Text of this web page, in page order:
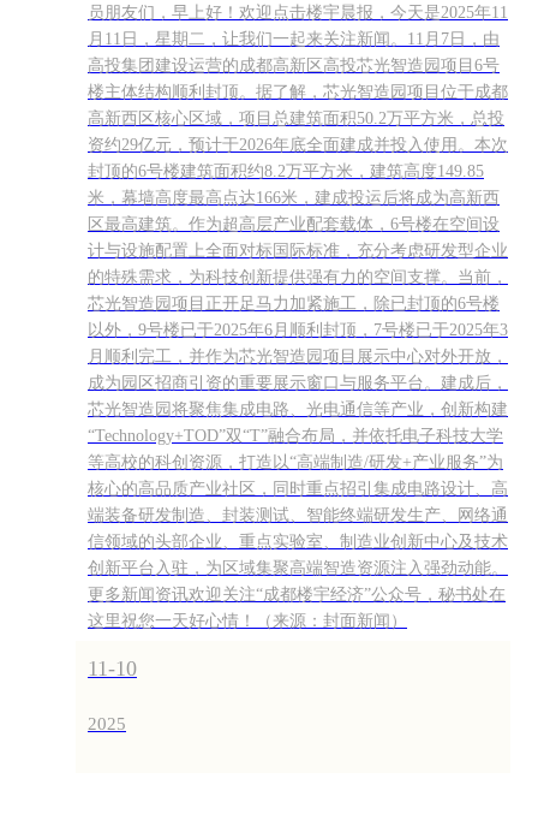
员朋友们，早上好！欢迎点击楼宇晨报，今天是2025年11
月11日，星期二，让我们一起来关注新闻。11月7日，由
高投集团建设运营的成都高新区高投芯光智造园项目6号
楼主体结构顺利封顶。据了解，芯光智造园项目位于成都
高新西区核心区域，项目总建筑面积50.2万平方米，总投
资约29亿元，预计于2026年底全面建成并投入使用。本次
封顶的6号楼建筑面积约8.2万平方米，建筑高度149.85
米，幕墙高度最高点达166米，建成投运后将成为高新西
区最高建筑。作为超高层产业配套载体，6号楼在空间设
计与设施配置上全面对标国际标准，充分考虑研发型企业
的特殊需求，为科技创新提供强有力的空间支撑。当前，
芯光智造园项目正开足马力加紧施工，除已封顶的6号楼
以外，9号楼已于2025年6月顺利封顶，7号楼已于2025年3
月顺利完工，并作为芯光智造园项目展示中心对外开放，
成为园区招商引资的重要展示窗口与服务平台。建成后，
芯光智造园将聚焦集成电路、光电通信等产业，创新构建
“Technology+TOD”双“T”融合布局，并依托电子科技大学
等高校的科创资源，打造以“高端制造/研发+产业服务”为
核心的高品质产业社区，同时重点招引集成电路设计、高
端装备研发制造、封装测试、智能终端研发生产、网络通
信领域的头部企业、重点实验室、制造业创新中心及技术
创新平台入驻，为区域集聚高端智造资源注入强劲动能。
更多新闻资讯欢迎关注“成都楼宇经济”公众号，秘书处在
这里祝您一天好心情！（来源：封面新闻）
11-10
2025